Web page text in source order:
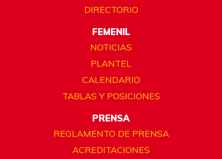
DIRECTORIO
FEMENIL
NOTICIAS
PLANTEL
CALENDARIO
TABLAS Y POSICIONES
PRENSA
REGLAMENTO DE PRENSA
ACREDITACIONES